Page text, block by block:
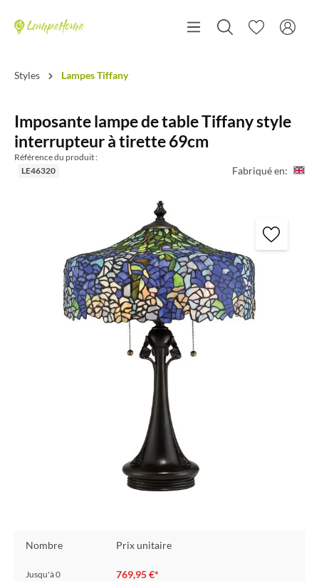
Styles Lampes Tiffany
Imposante lampe de table Tiffany style
interrupteur à tirette 69cm
Référence du produit :
LE46320
Fabriqué en:
Nombre Prix unitaire
Jusqu'à0 769,95 €*